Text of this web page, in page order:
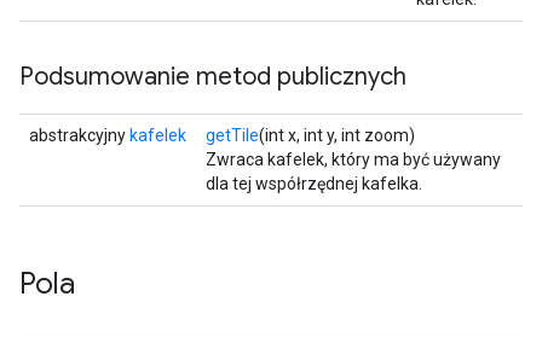
Podsumowanie metod publicznych
abstrakcyjny kafelek getTile(int x, int y, int zoom)
Zwraca kafelek, który ma być używany
dla tej współrzędnej kafelka.
Pola